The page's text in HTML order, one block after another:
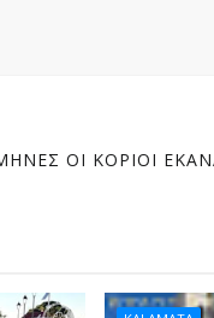
ΟΙ ΚΟΡΙΟΙ